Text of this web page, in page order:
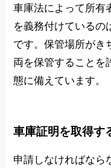
車庫法によって所有
を義務付けているの
です。保管場所がき
両を保管することを
態に備えています。
車庫証明を取得す
申請しなければなら